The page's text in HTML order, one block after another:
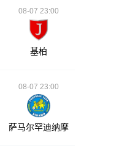
08-07 23:00
基柏
08-07 23:00
萨马尔罕迪纳摩